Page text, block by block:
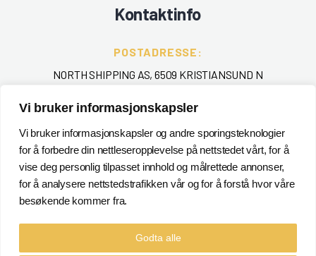
Vi bruker informasjonskapsler
Vi bruker informasjonskapsler og andre sporingsteknologier
for å forbedre din nettleseropplevelse på nettstedet vårt, for å
vise deg personlig tilpasset innhold og målrettede annonser,
for å analysere nettstedstrafikken vår og for å forstå hvor våre
besøkende kommer fra.
Godta alle
Kontaktinfo
POSTADRESSE:
NORTH SHIPPING AS, 6509 KRISTIANSUND N
TELEFON:
+ 47 715 40 000
EPOST :
POSTMASTER@NORTHSHIPPING.NO